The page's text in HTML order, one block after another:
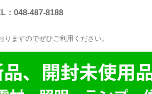
：048-487-8188
りますのでぜひご利用ください。